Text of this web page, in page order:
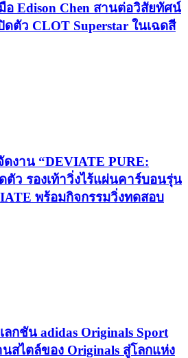
อ Edison Chen สานต่อวิสัยทัศน์
ดตัว CLOT Superstar ในเฉดสี
ดงาน “DEVIATE PURE:
ตัว รองเท้าวิ่งไร้แผ่นคาร์บอนรุ่น
พร้อมกิจกรรมวิ่งทดสอบ
กชัน adidas Originals Sport
สไตล์ของ Originals สู่โลกแห่ง